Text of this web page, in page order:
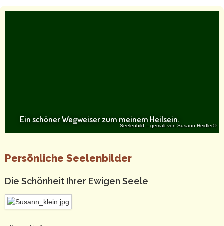
Ein schöner Wegweiser zum meinem Heilsein.
Seelenbild – gemalt von Susann Heidler©
Persönliche Seelenbilder
Die Schönheit Ihrer Ewigen Seele